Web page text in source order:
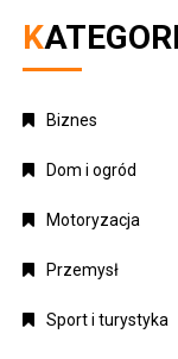
Biznes
Dom i ogród
Motoryzacja
Przemysł
Sport i turystyka